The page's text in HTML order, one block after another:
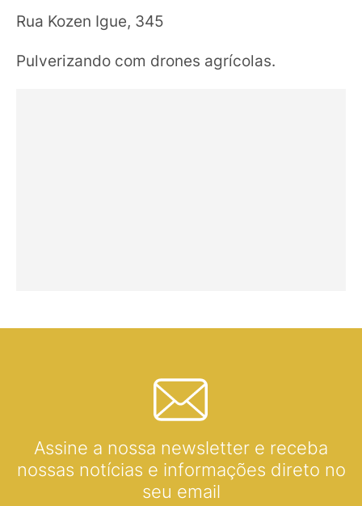
Rua Kozen Igue, 345
Pulverizando com drones agrícolas.
Assine a nossa newsletter e receba
nossas notícias e informações direto no
seu email